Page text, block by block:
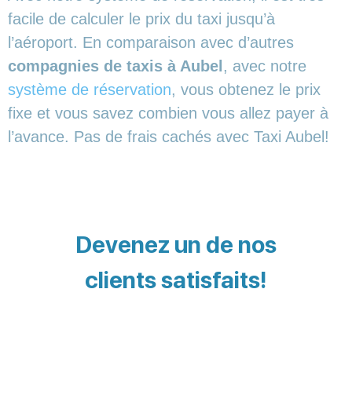
facile de calculer le prix du taxi jusqu’à
l’aéroport. En comparaison avec d’autres
compagnies de taxis à Aubel , avec notre
système de réservation, vous obtenez le prix
fixe et vous savez combien vous allez payer à
l’avance. Pas de frais cachés avec Taxi Aubel!
Devenez un de nos
clients satisfaits!